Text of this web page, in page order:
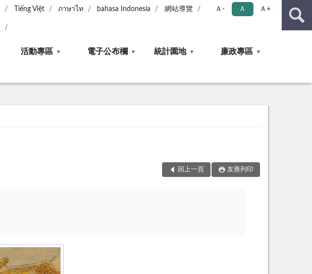
Tiếng Việt ภาษาไท bahasa Indonesia 網站導覽 Ａ- Ａ Ａ+
活動專區 電子公布欄 統計園地 廉政專區
回上一頁 友善列印